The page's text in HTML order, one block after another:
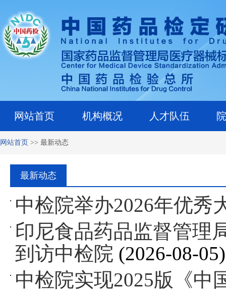
网站首页 机构概况 人才队伍
网站首页 >> 最新动态
最新动态
中检院举办2026年优秀
印尼食品药品监督管理
到访中检院 (2026-08-05)
中检院实现2025版《